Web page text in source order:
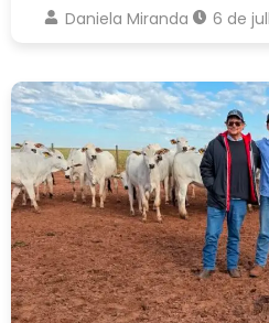
Daniela Miranda 6 de